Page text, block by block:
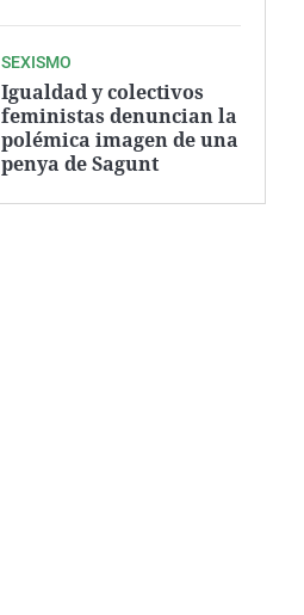
SEXISMO
Igualdad y colectivos
feministas denuncian la
polémica imagen de una
penya de Sagunt